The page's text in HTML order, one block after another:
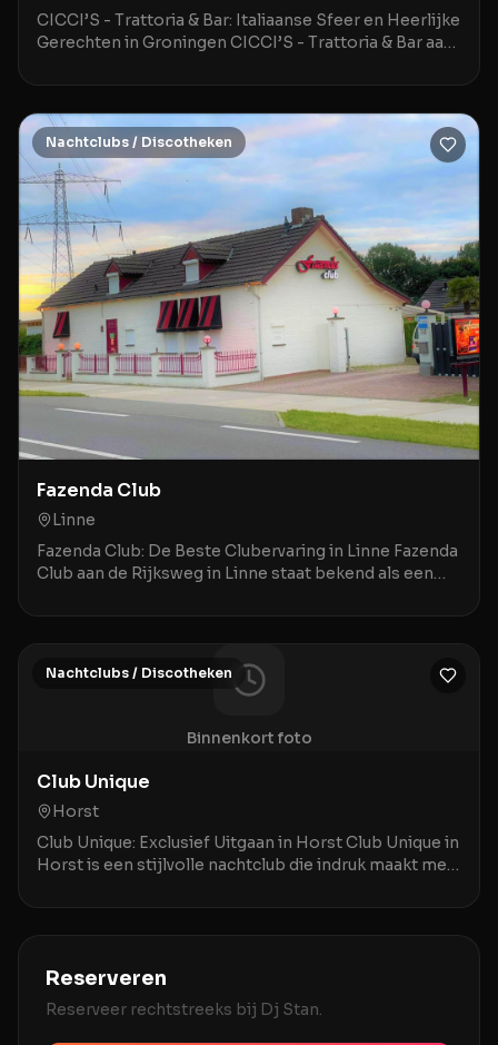
CICCI’S - Trattoria & Bar: Italiaanse Sfeer en Heerlijke
Gerechten in Groningen CICCI’S - Trattoria & Bar aan
Nachtclubs / Discotheken
Fazenda Club
Linne
Fazenda Club: De Beste Clubervaring in Linne Fazenda
Club aan de Rijksweg in Linne staat bekend als een
Binnenkort foto
Nachtclubs / Discotheken
Club Unique
Horst
Club Unique: Exclusief Uitgaan in Horst Club Unique in
Horst is een stijlvolle nachtclub die indruk maakt met
Reserveren
Reserveer rechtstreeks bij Dj Stan